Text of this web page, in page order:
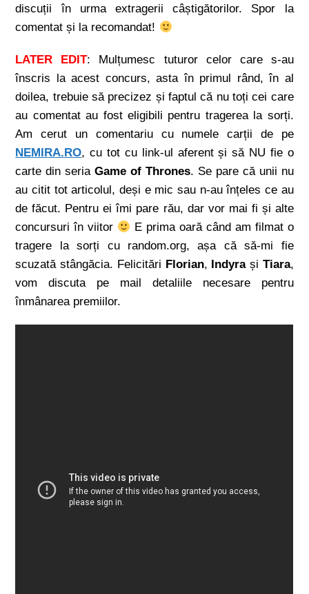
discuții în urma extragerii câștigătorilor. Spor la
comentat și la recomandat!
LATER EDIT: Mulțumesc tuturor celor care s-au
înscris la acest concurs, asta în primul rând, în al
doilea, trebuie să precizez și faptul că nu toți cei care
au comentat au fost eligibili pentru tragerea la sorți.
Am cerut un comentariu cu numele carții de pe
NEMIRA.RO, cu tot cu link-ul aferent și să NU fie o
carte din seriaGame of Thrones. Se pare că unii nu
au citit tot articolul, deși e mic sau n-au înțeles ce au
de făcut. Pentru ei îmi pare rău, dar vor mai fi și alte
concursuri în viitor
E prima oară când am filmat o
tragere la sorți cu random.org, așa că să-mi fie
scuzată stângăcia. Felicitări Florian, Indyrași Tiara,
vom discuta pe mail detaliile necesare pentru
înmânarea premiilor.